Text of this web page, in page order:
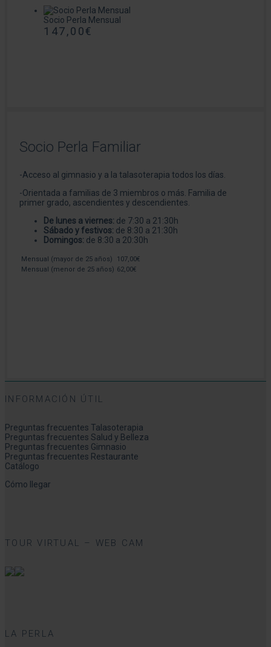
Socio Perla Mensual
147,00€
Socio Perla Familiar
-Acceso al gimnasio y a la talasoterapia todos los días.
-Orientada a familias de 3 miembros o más. Familia de
primer grado, ascendientes y descendientes.
De lunes a viernes: de 7:30 a 21:30h
Sábado y festivos: de 8:30 a 21:30h
Domingos: de 8:30 a 20:30h
Mensual (mayor de 25 años)
107,00€
Mensual (menor de 25 años) 62,00€
INFORMACIÓN ÚTIL
Preguntas frecuentes Talasoterapia
Preguntas frecuentes Salud y Belleza
Preguntas frecuentes Gimnasio
Preguntas frecuentes Restaurante
Catálogo
Cómo llegar
TOUR VIRTUAL – WEB CAM
LA PERLA